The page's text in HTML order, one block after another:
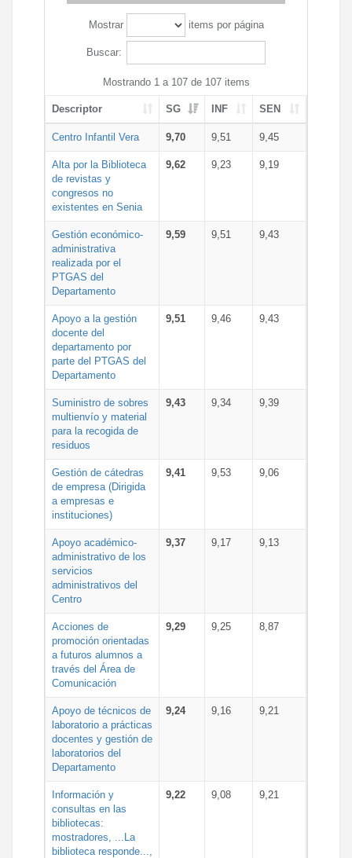
Mostrar items por página
Buscar:
Mostrando 1 a 107 de 107 items
Descriptor SG INF SEN
Centro Infantil Vera 9,70 9,51 9,45
Alta por la Biblioteca
de revistas y
congresos no
existentes en Senia
9,62 9,23 9,19
Gestión económico-
administrativa
realizada por el
PTGAS del
Departamento
9,59 9,51 9,43
Apoyo a la gestión
docente del
departamento por
parte del PTGAS del
Departamento
9,51 9,46 9,43
Suministro de sobres
multienvío y material
para la recogida de
residuos
9,43 9,34 9,39
Gestión de cátedras
de empresa (Dirigida
a empresas e
instituciones)
9,41 9,53 9,06
Apoyo académico-
administrativo de los
servicios
administrativos del
Centro
9,37 9,17 9,13
Acciones de
promoción orientadas
a futuros alumnos a
través del Área de
Comunicación
9,29 9,25 8,87
Apoyo de técnicos de
laboratorio a prácticas
docentes y gestión de
laboratorios del
Departamento
9,24 9,16 9,21
Información y
consultas en las
bibliotecas:
mostradores, ...La
biblioteca responde...,
9,22 9,08 9,21